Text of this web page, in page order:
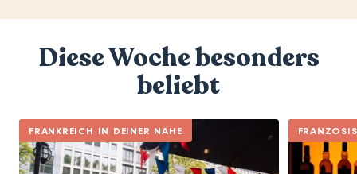
Diese Woche besonders
beliebt
FRANKREICH IN DEINER NÄHE